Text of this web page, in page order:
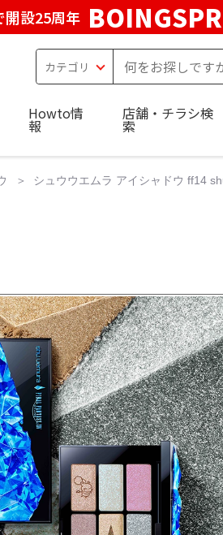
開設25周年
Howto情
報
店舗・チラシ検
索
シュウウエムラ アイシャドウ ff14